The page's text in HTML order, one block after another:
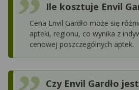
Ile kosztuje Envil
Cena Envil Gardło może się
apteki, regionu, co wynika z
cenowej poszczególnych aptek.
Czy Envil Gardło jest